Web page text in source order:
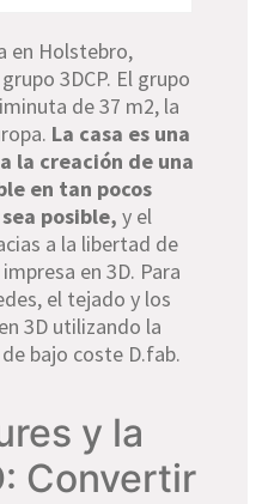
en Holstebro,
3DCP. El grupo
de 37 m2, la
La casa es una
la creación de una
en tan pocos
posible, y el
a la libertad de
en 3D. Para
el tejado y los
3D utilizando la
bajo coste D.fab.
y la
Convertir